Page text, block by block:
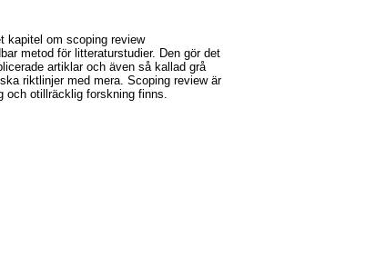
kapitel om scoping review
metod för litteraturstudier. Den gör det
artiklar och även så kallad grå
riktlinjer med mera. Scoping review är
och otillräcklig forskning finns.